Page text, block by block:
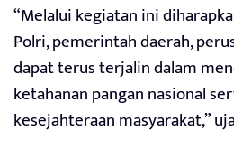
“Melalui kegiatan ini
Polri, pemerintah daerah,
dapat terus terjalin dalam
ketahanan pangan nasional
kesejahteraan masyarakat,”